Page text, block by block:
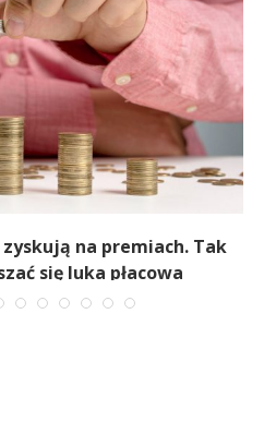
na premiach. Tak
się luka płacowa